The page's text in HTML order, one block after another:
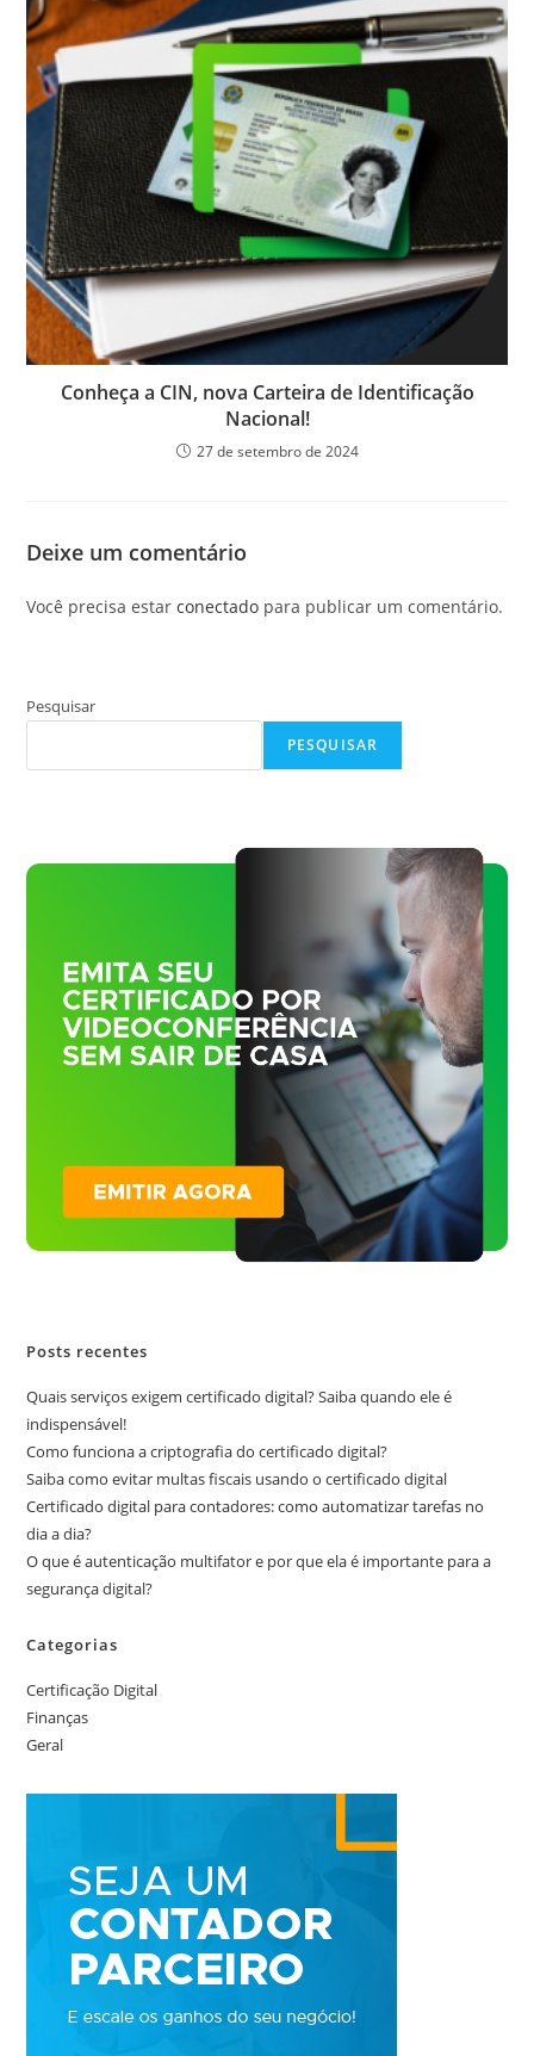
Conheça a CIN, nova Carteira de Identificação
Nacional!
27 de setembro de 2024
Deixe um comentário
Você precisa estarconectado para publicar um comentário.
Pesquisar
PESQUISAR
Posts recentes
Quais serviços exigem certificado digital? Saiba quando ele é
indispensável!
Como funciona a criptografia do certificado digital?
Saiba como evitar multas fiscais usando o certificado digital
Certificado digital para contadores: como automatizar tarefas no
dia a dia?
O que é autenticação multifator e por que ela é importante para a
segurança digital?
Categorias
Certificação Digital
Finanças
Geral